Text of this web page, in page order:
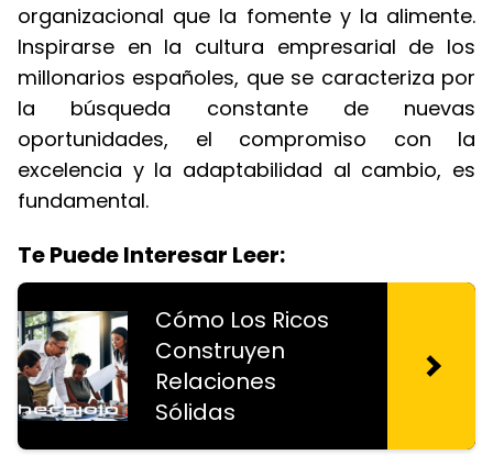
organizacional que la fomente y la alimente.
Inspirarse en la cultura empresarial de los
millonarios españoles, que se caracteriza por
la búsqueda constante de nuevas
oportunidades, el compromiso con la
excelencia y la adaptabilidad al cambio, es
fundamental.
Te Puede Interesar Leer:
Cómo Los Ricos
Construyen
Relaciones
Sólidas